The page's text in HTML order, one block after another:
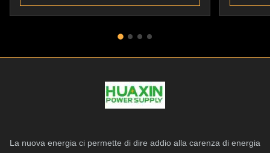
La nuova energia ci permette di dire addio alla carenza di energia